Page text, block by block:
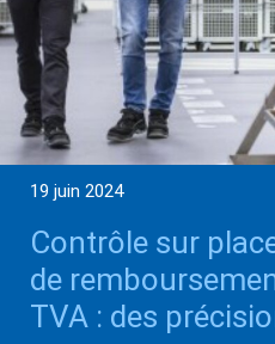
19 juin 2024
Contrôle sur
de
TVA : des